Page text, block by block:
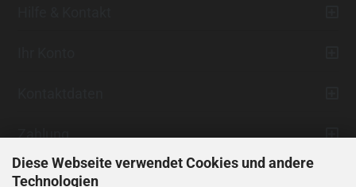
Diese Webseite verwendet Cookies und andere
Technologien
Zahlung